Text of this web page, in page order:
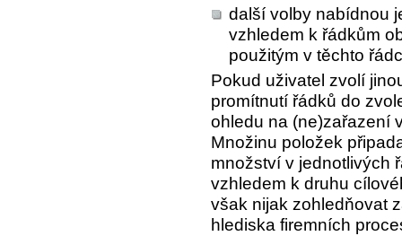
další volby nabídnou
vzhledem k řádkům
použitým v těchto
Pokud uživatel zvolí
promítnutí řádků do
ohledu na (ne)zařazení
Množinu položek
množství v jednotlivých
vzhledem k druhu
však nijak zohledňovat
hlediska firemních